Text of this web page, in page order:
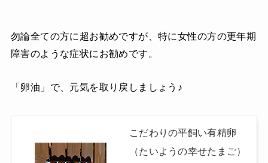
勿論全ての方に超お勧めですが、特に女性の方の更年期
障害のような症状にお勧めです。
「卵油」で、元気を取り戻しましょう♪
こだわりの平飼い有精卵
（たいようの幸せたまご）